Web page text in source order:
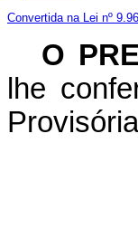
Convertida na Lei nº
O
lhe